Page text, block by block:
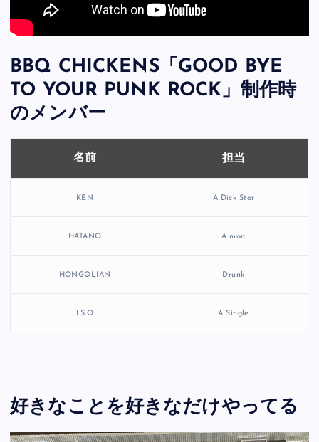
BBQ CHICKENS「GOOD BYE
TO YOUR PUNK ROCK」制作時
のメンバー
名前 担当
KEN A Dick Star
HATANO A man
HONGOLIAN Drunk
I.S.O A Single
好きなことを好きなだけやってる